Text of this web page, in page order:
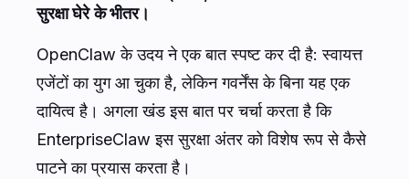
सुरक्षा घेरे के भीतर।
OpenClaw के उदय ने एक बात स्पष्ट कर दी है: स्वायत्त
एजेंटों का युग आ चुका है, लेकिन गवर्नेंस के बिना यह एक
दायित्व है। अगला खंड इस बात पर चर्चा करता है कि
EnterpriseClaw इस सुरक्षा अंतर को विशेष रूप से कैसे
पाटने का प्रयास करता है।